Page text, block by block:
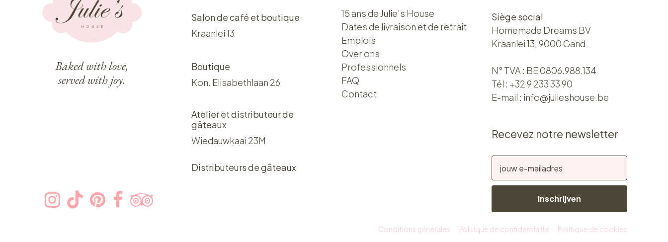
Baked with love,
served with joy.
Salon de café et boutique
Kraanlei 13
Boutique
Kon. Elisabethlaan 26
Atelier et distributeur de
gâteaux
Wiedauwkaai 23M
Distributeurs de gâteaux
15 ans de Julie's House
Dates de livraison et de retrait
Emplois
Over ons​​
Professionnels
FAQ
Contact
Siège social
Homemade Dreams BV
Kraanlei 13, 9000 Gand
N° TVA : BE 0806.988.134
Tél : +32 9 233 33 90
E-mail : info@julieshouse.be
Recevez notre newsletter
Inschrijven
Conditions générales Politique de confidentialité Politique de cookies